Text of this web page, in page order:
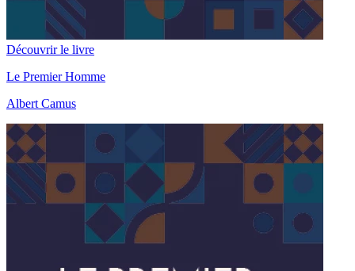
Découvrir le livre
Le Premier Homme
Albert Camus